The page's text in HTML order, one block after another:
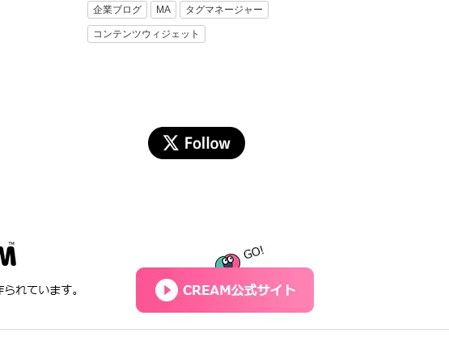
企業ブログ MA タグマネージャー
コンテンツウィジェット